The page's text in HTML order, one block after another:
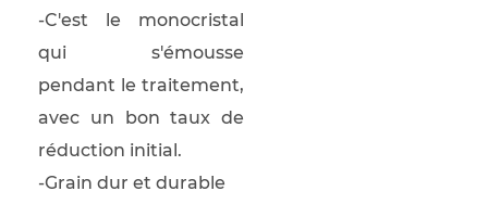
-C'est le monocristal
qui s'émousse
pendant le traitement,
avec un bon taux de
réduction initial.
-Grain dur et durable